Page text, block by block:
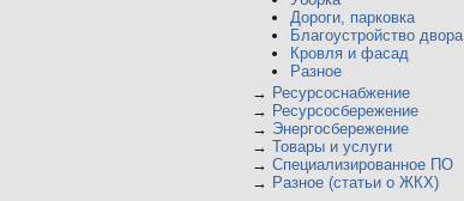
Дороги, парковка
Благоустройство двора
Кровля и фасад
Разное
→ Ресурсоснабжение
→ Ресурсосбережение
→ Энергосбережение
→ Товары и услуги
→ Специализированное ПО
→ Разное (статьи о ЖКХ)